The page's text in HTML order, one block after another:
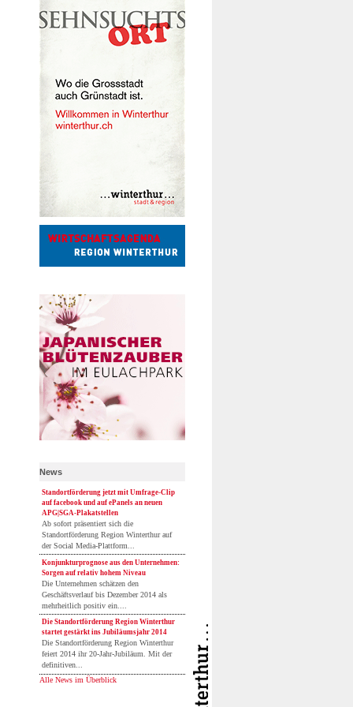
News
Standortförderung jetzt mit Umfrage-Clip
auf facebook und auf ePanels an neuen
APG|SGA-Plakatstellen
Ab sofort präsentiert sich die
Standortförderung Region Winterthur auf
der Social Media-Plattform...
Konjunkturprognose aus den Unternehmen:
Sorgen auf relativ hohem Niveau
Die Unternehmen schätzen den
Geschäftsverlauf bis Dezember 2014 als
mehrheitlich positiv ein....
Die Standortförderung Region Winterthur
startet gestärkt ins Jubiläumsjahr 2014
Die Standortförderung Region Winterthur
feiert 2014 ihr 20-Jahr-Jubiläum. Mit der
definitiven...
Alle News im Überblick